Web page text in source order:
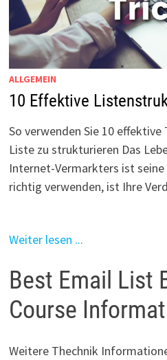
ALLGEMEIN
10 Effektive
So verwenden Sie 10 effektive
Liste zu strukturieren Das
Internet-Vermarkters ist seine
richtig verwenden, ist Ihre
Weiter lesen ...
Best Email List
Course
Weitere Thechnik